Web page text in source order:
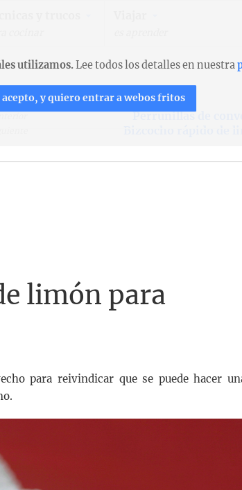
Perrunillas de
limón para
para reivindicar que se puede hacer
utilizamos.Lee todos los detalles en nuestra
acepto, y quiero entrar a webos fritos